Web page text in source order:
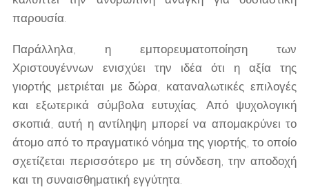
παρουσία.
Παράλληλα, η εμπορευματοποίηση των
Χριστουγέννων ενισχύει την ιδέα ότι η αξία της
γιορτής μετριέται με δώρα, καταναλωτικές επιλογές
και εξωτερικά σύμβολα ευτυχίας. Από ψυχολογική
σκοπιά, αυτή η αντίληψη μπορεί να απομακρύνει το
άτομο από το πραγματικό νόημα της γιορτής, το οποίο
σχετίζεται περισσότερο με τη σύνδεση, την αποδοχή
και τη συναισθηματική εγγύτητα.